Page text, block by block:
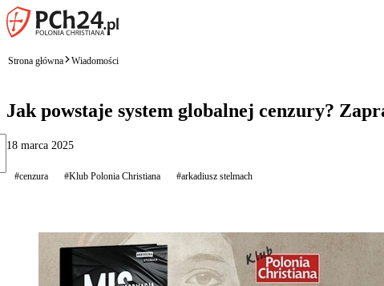
Strona główna Wiadomości
Jak powstaje system globalnej cenzury?
18 marca 2025
#cenzura #Klub Polonia Christiana #arkadiusz stelmach